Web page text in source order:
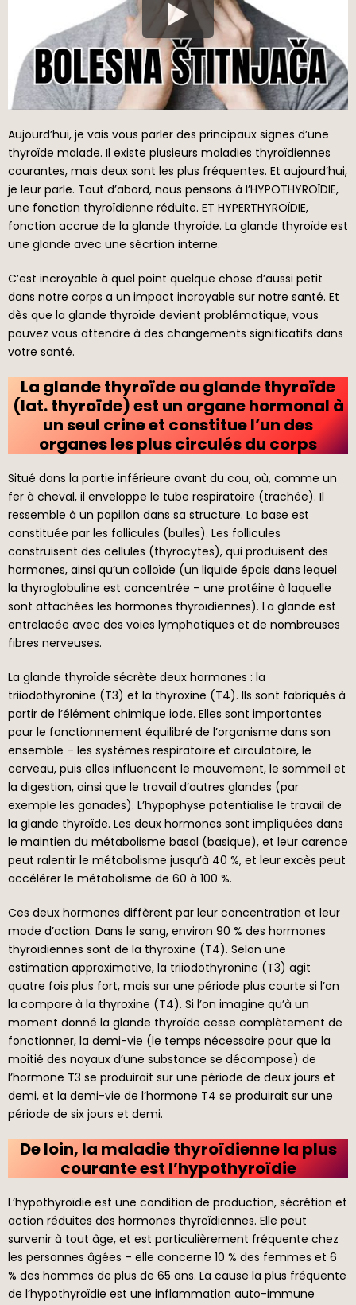
Aujourd’hui, je vais vous parler des principaux signes d’une
thyroïde malade. Il existe plusieurs maladies thyroïdiennes
courantes, mais deux sont les plus fréquentes. Et aujourd’hui,
je leur parle. Tout d’abord, nous pensons à l’HYPOTHYROÏDIE,
une fonction thyroïdienne réduite. ET HYPERTHYROÏDIE,
fonction accrue de la glande thyroïde. La glande thyroïde est
une glande avec une sécrtion interne.
C’est incroyable à quel point quelque chose d’aussi petit
dans notre corps a un impact incroyable sur notre santé. Et
dès que la glande thyroïde devient problématique, vous
pouvez vous attendre à des changements significatifs dans
votre santé.
La glande thyroïde ou glande thyroïde
(lat. thyroïde) est un organe hormonal à
un seul crine et constitue l’un des
organes les plus circulés du corps
Situé dans la partie inférieure avant du cou, où, comme un
fer à cheval, il enveloppe le tube respiratoire (trachée). Il
ressemble à un papillon dans sa structure. La base est
constituée par les follicules (bulles). Les follicules
construisent des cellules (thyrocytes), qui produisent des
hormones, ainsi qu’un colloïde (un liquide épais dans lequel
la thyroglobuline est concentrée – une protéine à laquelle
sont attachées les hormones thyroïdiennes). La glande est
entrelacée avec des voies lymphatiques et de nombreuses
fibres nerveuses.
La glande thyroïde sécrète deux hormones : la
triiodothyronine (T3) et la thyroxine (T4). Ils sont fabriqués à
partir de l’élément chimique iode. Elles sont importantes
pour le fonctionnement équilibré de l’organisme dans son
ensemble – les systèmes respiratoire et circulatoire, le
cerveau, puis elles influencent le mouvement, le sommeil et
la digestion, ainsi que le travail d’autres glandes (par
exemple les gonades). L’hypophyse potentialise le travail de
la glande thyroïde. Les deux hormones sont impliquées dans
le maintien du métabolisme basal (basique), et leur carence
peut ralentir le métabolisme jusqu’à 40 %, et leur excès peut
accélérer le métabolisme de 60 à 100 %.
Ces deux hormones diffèrent par leur concentration et leur
mode d’action. Dans le sang, environ 90 % des hormones
thyroïdiennes sont de la thyroxine (T4). Selon une
estimation approximative, la triiodothyronine (T3) agit
quatre fois plus fort, mais sur une période plus courte si l’on
la compare à la thyroxine (T4). Si l’on imagine qu’à un
moment donné la glande thyroïde cesse complètement de
fonctionner, la demi-vie (le temps nécessaire pour que la
moitié des noyaux d’une substance se décompose) de
l’hormone T3 se produirait sur une période de deux jours et
demi, et la demi-vie de l’hormone T4 se produirait sur une
période de six jours et demi.
De loin, la maladie thyroïdienne la plus
courante est l’hypothyroïdie
L’hypothyroïdie est une condition de production, sécrétion et
action réduites des hormones thyroïdiennes. Elle peut
survenir à tout âge, et est particulièrement fréquente chez
les personnes âgées – elle concerne 10 % des femmes et 6
% des hommes de plus de 65 ans. La cause la plus fréquente
de l’hypothyroïdie est une inflammation auto-immune